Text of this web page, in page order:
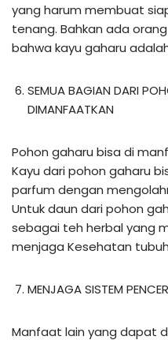
yang harum membuat
tenang. Bahkan ada
bahwa kayu gaharu
SEMUA BAGIAN DARI
DIMANFAATKAN
Pohon gaharu bisa di
Kayu dari pohon gaharu
parfum dengan
Untuk daun dari pohon
sebagai teh herbal yang
menjaga Kesehatan
MENJAGA SISTEM
Manfaat lain yang dapat